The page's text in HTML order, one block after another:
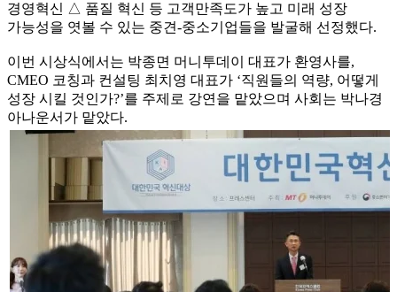
경영혁신 △ 품질 혁신 등 고객만족도가 높고 미래 성장
가능성을 엿볼 수 있는 중견-중소기업들을 발굴해 선정했다.
이번 시상식에서는 박종면 머니투데이 대표가 환영사를,
CMEO 코칭과 컨설팅 최치영 대표가 ‘직원들의 역량, 어떻게
성장 시킬 것인가?’를 주제로 강연을 맡았으며 사회는 박나경
아나운서가 맡았다.